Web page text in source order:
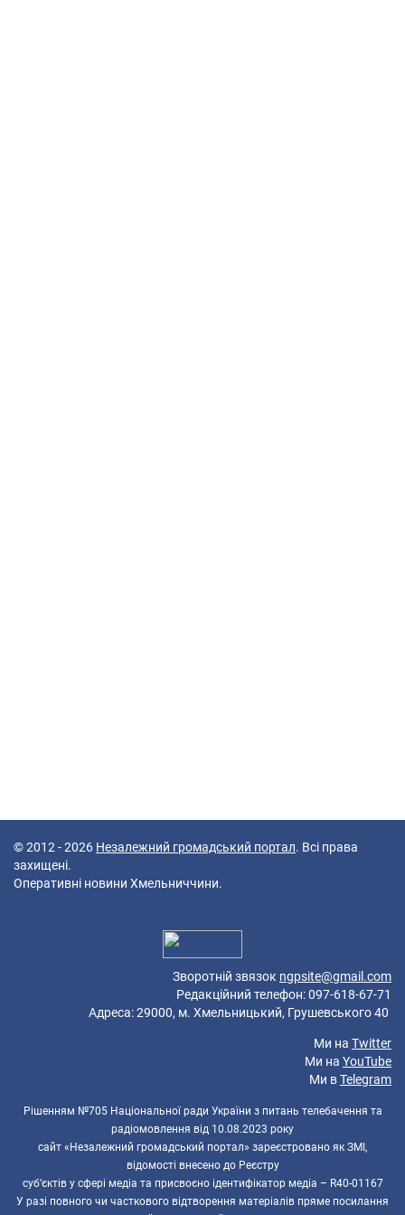
© 2012 - 2026 Незалежний громадський портал. Всі права
захищені.
Оперативні новини Хмельниччини.
Зворотній звязок ngpsite@gmail.com
Редакційний телефон: 097-618-67-71
Адреса: 29000, м. Хмельницький, Грушевського 40
Ми на Twitter
Ми на YouTube
Ми вTelegram
Рішенням №705 Національної ради України з питань телебачення та
радіомовлення від 10.08.2023 року
сайт «Незалежний громадський портал» зареєстровано як ЗМІ,
відомості внесено до Реєстру
суб’єктів у сфері медіа та присвоєно ідентифікатор медіа – R40-01167
У разі повного чи часткового відтворення матеріалів пряме посилання